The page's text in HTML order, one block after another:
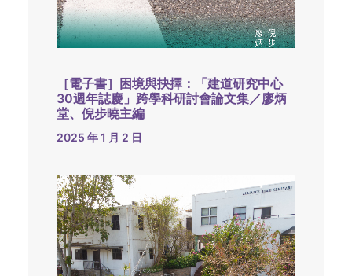
［電子書］困境與抉擇：「建道研究中心
30週年誌慶」跨學科研討會論文集／廖炳
堂、倪步曉主編
2025 年 1 月 2 日